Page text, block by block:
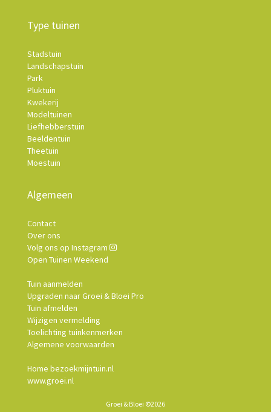
Type tuinen
Stadstuin
Landschapstuin
Park
Pluktuin
Kwekerij
Modeltuinen
Liefhebberstuin
Beeldentuin
Theetuin
Moestuin
Algemeen
Contact
Over ons
Volg ons op Instagram
Open Tuinen Weekend
Tuin aanmelden
Upgraden naar Groei & Bloei Pro
Tuin afmelden
Wijzigen vermelding
Toelichting tuinkenmerken
Algemene voorwaarden
Home bezoekmijntuin.nl
www.groei.nl
Groei & Bloei ©2026